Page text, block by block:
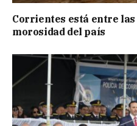
Corrientes está entre
morosidad del país